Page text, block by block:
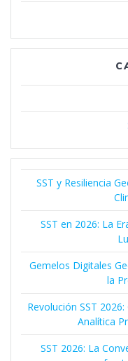
SST y Resiliencia
SST en 2026: La
Gemelos Digitales
la
Revolución SST
Analítica
SST 2026: La